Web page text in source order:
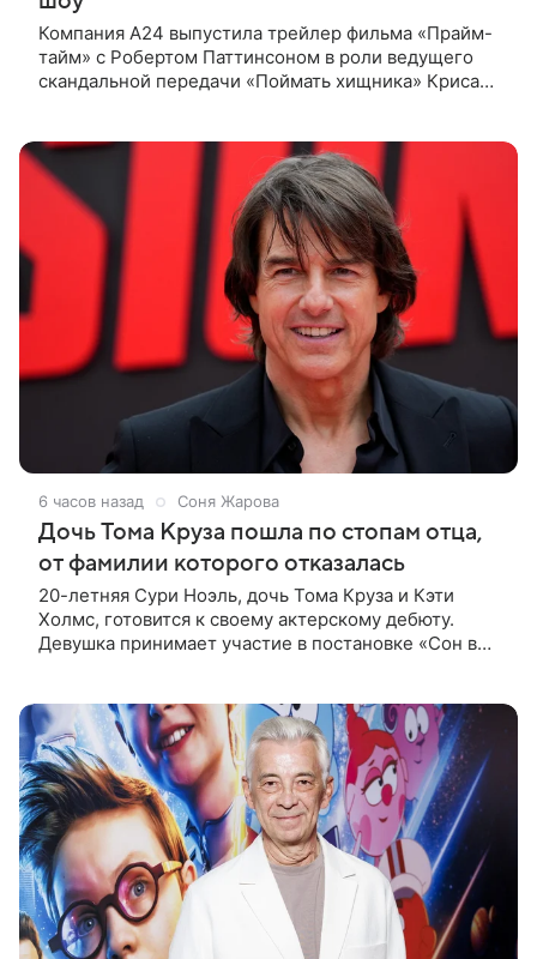
Компания A24 выпустила трейлер фильма «Прайм-
тайм» с Робертом Паттинсоном в роли ведущего
скандальной передачи «Поймать хищника» Криса
6 часов назад Соня Жарова
Дочь Тома Круза пошла по стопам отца,
от фамилии которого отказалась
20-летняя Сури Ноэль, дочь Тома Круза и Кэти
Холмс, готовится к своему актерскому дебюту.
Девушка принимает участие в постановке «Сон в